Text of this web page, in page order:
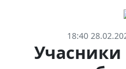
18:40
Учасники